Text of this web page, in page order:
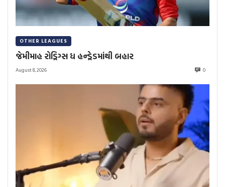
OTHER LEAGUES
જેમીમાહ રોડ્રિગ્સ ધ હન્ડ્રેડમાંથી બહાર
August 8, 2026 0